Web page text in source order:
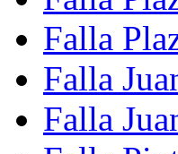
Falla
Falla
Falla